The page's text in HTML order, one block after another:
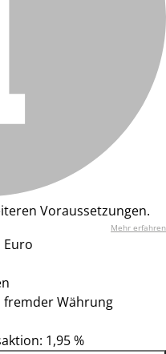
Voraussetzungen.
Mehr erfahren
Euro
fremder Währung
1,95 %